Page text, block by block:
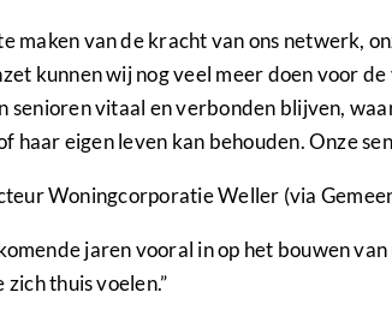
maken van de kracht van ons netwerk,
kunnen wij nog veel meer doen voor
senioren vitaal en verbonden blijven,
haar eigen leven kan behouden. Onze
Woningcorporatie Weller (via
jaren vooral in op het bouwen
thuis voelen.”